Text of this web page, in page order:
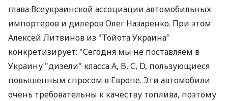
глава Всеукраинской ассоциации автомобильных
импортеров и дилеров Олег Назаренко. При этом
Алексей Литвинов из "Тойота Украина"
конкретизирует: "Сегодня мы не поставляем в
Украину "дизели" класса A, B, C, D, пользующиеся
повышенным спросом в Европе. Эти автомобили
очень требовательны к качеству топлива, поэтому